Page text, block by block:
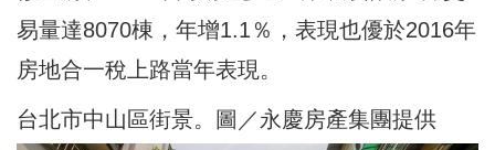
易量達8070棟，年增1.1％，表現也優於2016年
房地合一稅上路當年表現。
台北市中山區街景。圖／永慶房產集團提供